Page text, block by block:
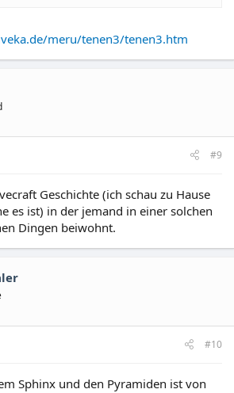
meru/tenen3/tenen3.htm
#9
Geschichte (ich schau zu Hause
es ist) in der jemand in einer solchen
Dingen beiwohnt.
#10
Sphinx und den Pyramiden ist von